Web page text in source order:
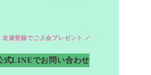
友達登録でご入会プレゼント ／
式LINEでお問い合わせ